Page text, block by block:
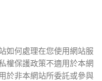
如何處理在您使用網站服
權保護政策不適用於本網
於非本網站所委託或參與